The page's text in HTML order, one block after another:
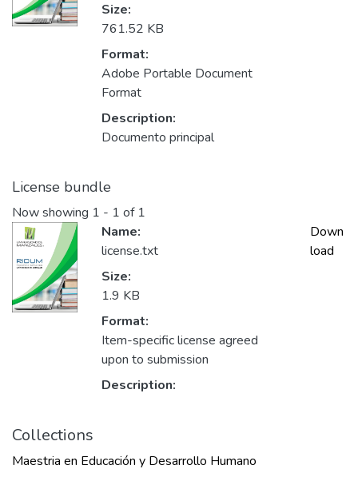
Size:
761.52 KB
Format:
Adobe Portable Document
Format
Description:
Documento principal
License bundle
Now showing 1 - 1 of 1
Name:
license.txt
Size:
1.9 KB
Format:
Item-specific license agreed
upon to submission
Description:
Down
load
Collections
Maestria en Educación y Desarrollo Humano